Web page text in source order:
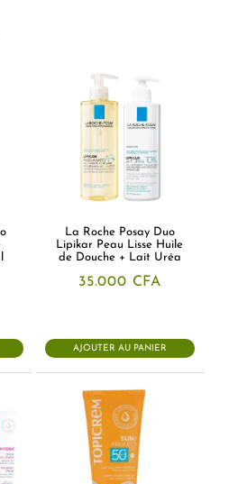
La Roche Posay Duo
Lipikar Peau Lisse Huile
de Douche + Lait Uréa
35.000 CFA
AJOUTER AU PANIER